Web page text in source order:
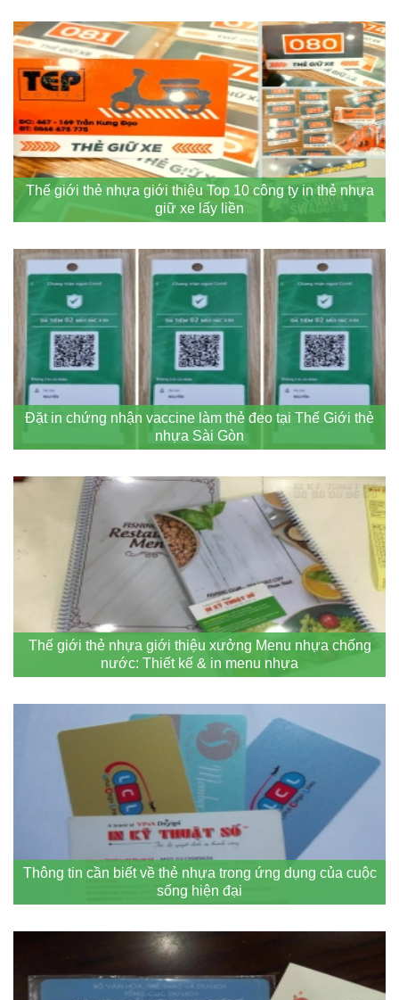
Thế giới thẻ nhựa giới thiệu Top 10 công ty in thẻ nhựa
giữ xe lấy liền
Đặt in chứng nhận vaccine làm thẻ đeo tại Thế Giới thẻ
nhựa Sài Gòn
Thế giới thẻ nhựa giới thiệu xưởng Menu nhựa chống
nước: Thiết kế & in menu nhựa
Thông tin cần biết về thẻ nhựa trong ứng dụng của cuộc
sống hiện đại